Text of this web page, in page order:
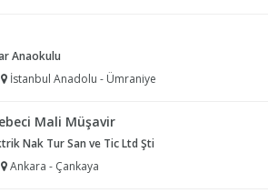
Anaokulu
İstanbul Anadolu - Ümraniye
Mali Müşavir
Nak Tur San ve Tic Ltd Şti
Ankara - Çankaya